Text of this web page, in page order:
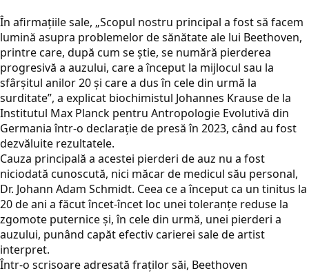
În afirmaţiile sale, „Scopul nostru principal a fost să facem
lumină asupra problemelor de sănătate ale lui Beethoven,
printre care, după cum se știe, se numără pierderea
progresivă a auzului, care a început la mijlocul sau la
sfârșitul anilor 20 și care a dus în cele din urmă la
surditate”, a explicat biochimistul Johannes Krause de la
Institutul Max Planck pentru Antropologie Evolutivă din
Germania într-o declarație de presă în 2023, când au fost
dezvăluite rezultatele.
Cauza principală a acestei pierderi de auz nu a fost
niciodată cunoscută, nici măcar de medicul său personal,
Dr. Johann Adam Schmidt. Ceea ce a început ca un tinitus la
20 de ani a făcut încet-încet loc unei toleranțe reduse la
zgomote puternice și, în cele din urmă, unei pierderi a
auzului, punând capăt efectiv carierei sale de artist
interpret.
Într-o scrisoare adresată fraților săi, Beethoven